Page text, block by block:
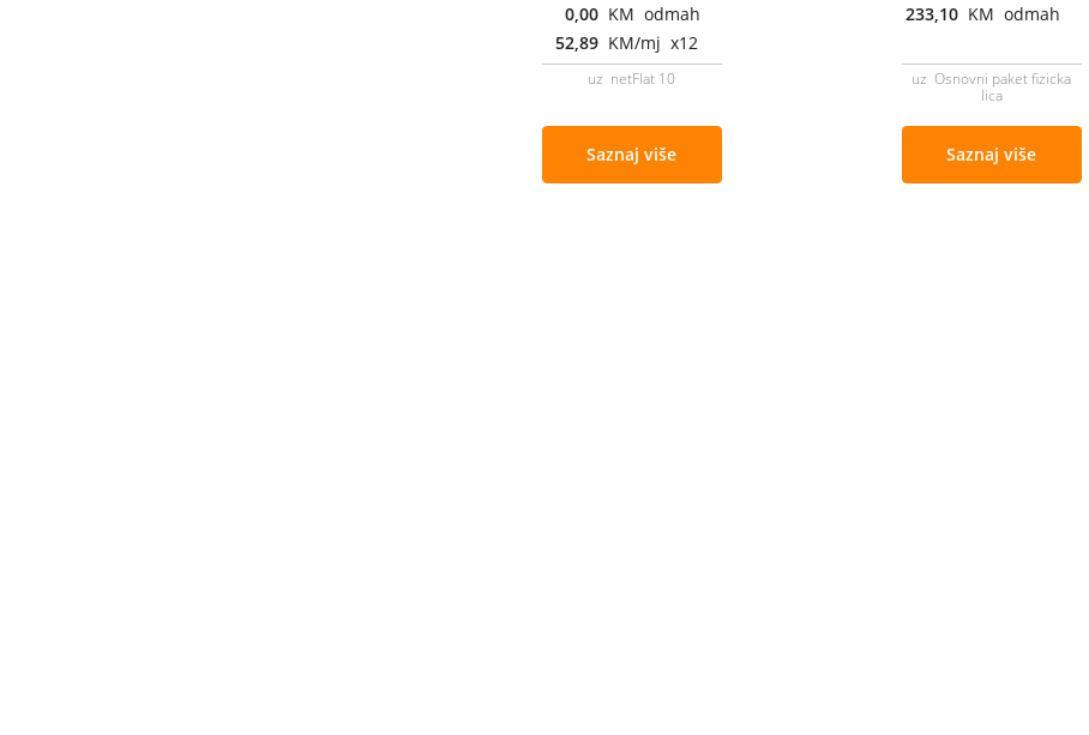
0,00 KM odmah
52,89 KM/mj x12
uz netFlat 10
Saznaj više
233,10 KM odmah
uz Osnovni paket fizicka
lica
Saznaj više